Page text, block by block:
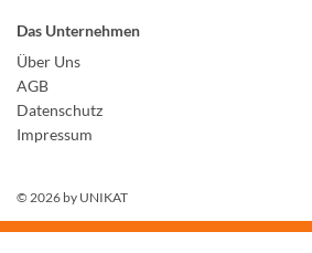
Das Unternehmen
Über Uns
AGB
Datenschutz
Impressum
© 2026 by UNIKAT